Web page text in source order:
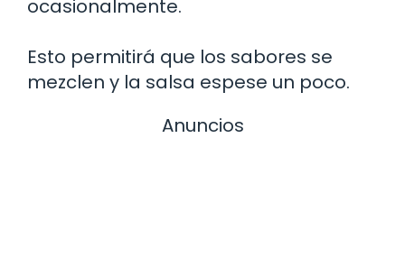
ocasionalmente.
Esto permitirá que los sabores se
mezclen y la salsa espese un poco.
Anuncios